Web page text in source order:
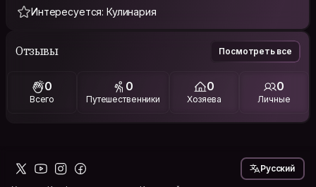
Интересуется: Кулинария
Отзывы Посмотреть все
0
Всего
0
Путешественники
0
Хозяева
0
Личные
Русский